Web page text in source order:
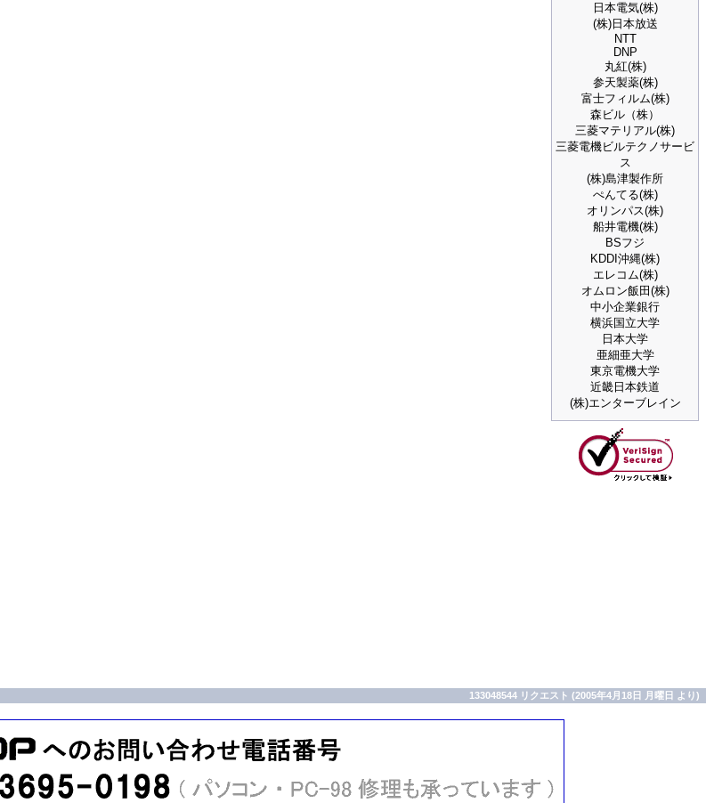
日本電気(株)
(株)日本放送
NTT
DNP
丸紅(株)
参天製薬(株)
富士フィルム(株)
森ビル（株）
三菱マテリアル(株)
三菱電機ビルテクノサービ
ス
(株)島津製作所
ぺんてる(株)
オリンパス(株)
船井電機(株)
BSフジ
KDDI沖縄(株)
エレコム(株)
オムロン飯田(株)
中小企業銀行
横浜国立大学
日本大学
亜細亜大学
東京電機大学
近畿日本鉄道
(株)エンターブレイン
133048544 リクエスト (2005年4月18日 月曜日 より)